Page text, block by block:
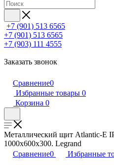
+7 (901) 513 6565
+7 (901) 513 6565
+7 (903) 111 4555
Заказать звонок
Сравнение0
Избранные товары 0
Корзина 0
Металлический щит Atlantic-E
1000x600x300. Legrand
Сравнение0 Избранные